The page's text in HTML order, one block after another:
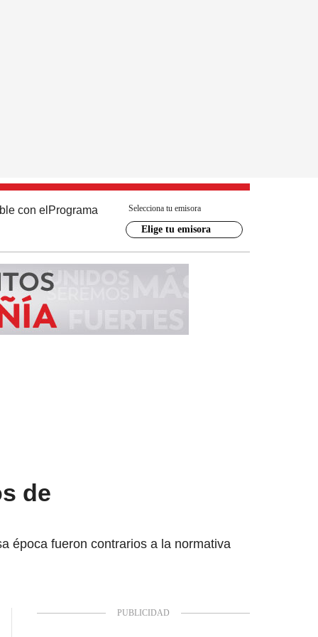
con el Programa Selecciona tu emisora
Elige tu emisora
de
época fueron contrarios a la normativa